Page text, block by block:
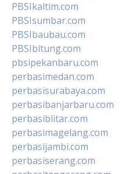
PBSIkaltim.com
PBSIsumbar.com
PBSIbaubau.com
PBSIbitung.com
pbsipekanbaru.com
perbasimedan.com
perbasisurabaya.com
perbasibanjarbaru.com
perbasiblitar.com
perbasimagelang.com
perbasijambi.com
perbasiserang.com